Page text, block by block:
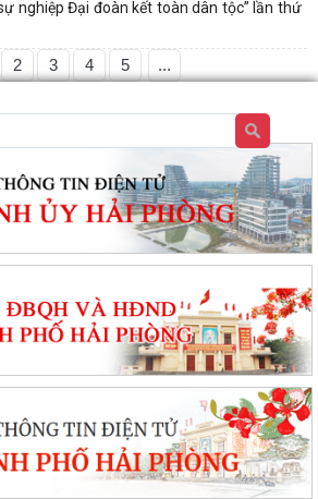
nghiệp Đại đoàn kết toàn dân tộc” lần thứ
2 3 4 5 ...